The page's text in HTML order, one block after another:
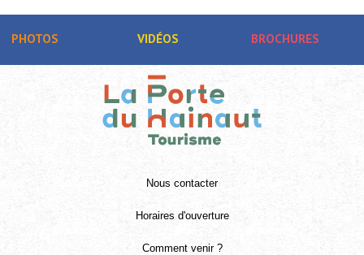
PHOTOS VIDÉOS BROCHURES
Nous contacter
Horaires d'ouverture
Comment venir ?